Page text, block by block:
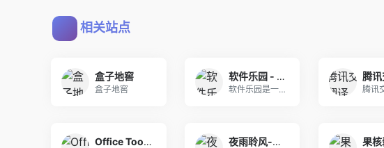
相关站点
盒子地窖
盒子地窖
软件乐园 - 让生活更美好！
软件乐园是一个备受欢迎且独具特色的绿色软件分享博
Office Tool Plus | 一键部署 Office 夜雨聆风-专注于互联网资源分享，乐于分享，好资源不私藏！